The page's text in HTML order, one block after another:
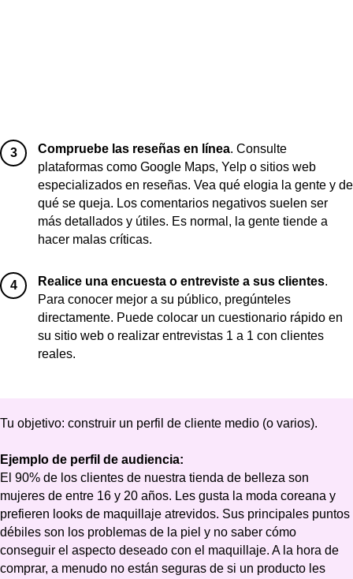
reales.
Tu objetivo: construir un perfil de cliente medio (o varios).
El 90% de los clientes de nuestra tienda de belleza son
mujeres de entre 16 y 20 años. Les gusta la moda coreana y
prefieren looks de maquillaje atrevidos. Sus principales puntos
A menudo, tendrá varios segmentos de audiencia. No los meta
en el mismo saco. Una adolescente con acné y una mujer que
compra productos antiedad para el cuidado de la piel tienen
necesidades distintas, y usted debe dirigirse a ellas de forma
diferente.